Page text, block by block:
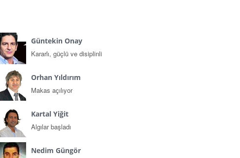
Güntekin Onay
Kararlı, güçlü ve disiplinli
Orhan Yıldırım
Makas açılıyor
Kartal Yiğit
Algılar başladı
Nedim Güngör